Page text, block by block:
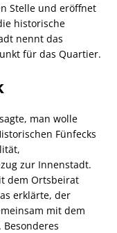
Stelle und eröffnet
historische
nennt das
für das Quartier.
man wolle
Fünfecks
zur Innenstadt.
dem Ortsbeirat
erklärte, der
mit dem